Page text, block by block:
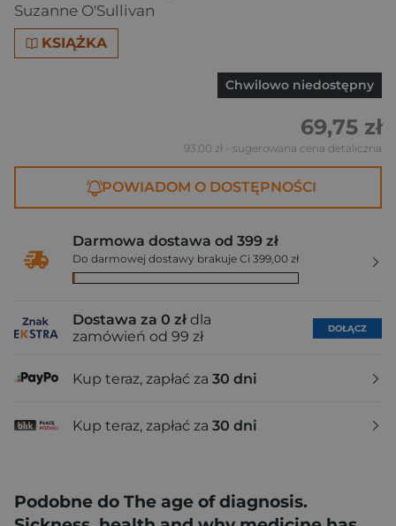
Suzanne O'Sullivan
KSIĄŻKA
Chwilowo niedostępny
69,75 zł
93,00 zł - sugerowana cena detaliczna
POWIADOM O DOSTĘPNOŚCI
Darmowa dostawa od 399 zł
Do darmowej dostawy brakuje Ci 399,00 zł
Dostawa za 0 zł dla
zamówień od 99 zł
DOŁĄCZ
Kup teraz, zapłać za 30 dni
Kup teraz, zapłać za 30 dni
Podobne do The age of diagnosis.